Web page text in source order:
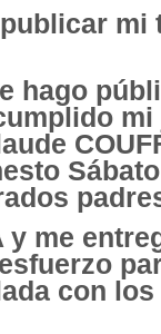
mi
hago
me
con